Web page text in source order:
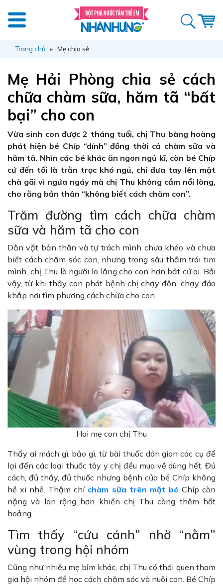
Trang chủ Mẹ chia sẻ
Mẹ Hải Phòng chia sẻ cách
chữa chàm sữa, hăm tã “bất
bại” cho con
Vừa sinh con được 2 tháng tuổi, chị Thu bàng hoàng
phát hiện bé Chíp “dính” đồng thời cả chàm sữa và
hăm tã. Nhìn các bé khác ăn ngon ngủ kĩ, còn bé Chíp
cứ đến tối là trằn trọc khó ngủ, chỉ đưa tay lên mặt
chà gãi vì ngứa ngáy mà chị Thu không cầm nổi lòng,
cho rằng bản thân “không biết cách chăm con”.
Trăm đường tìm cách chữa chàm
sữa và hăm tã cho con
Dằn vặt bản thân và tự trách mình chưa khéo và chưa
biết cách chăm sóc con, nhưng trong sâu thẳm trái tim
mình, chị Thu là người lo lắng cho con hơn bất cứ ai. Bởi
vậy, từ khi thấy con phát bệnh chị chạy đôn, chạy đáo
khắp nơi tìm phương cách chữa cho con.
Hai mẹ con chị Thu
Thấy ai mách gì, bảo gì, từ bài thuốc dân gian các cụ để
lại đến các loại thuốc tây y chị đều mua về dùng hết. Đủ
cách, đủ thầy, đủ thuốc nhưng bệnh của bé Chíp không
hề xi nhê. Thậm chí chàm sữa trên mặt bé Chíp còn
nặng và lan rộng hơn khiến chị Thu càng thêm hốt
hoảng.
Tìm thấy “cứu cánh” nhờ “nằm”
vùng trong hội nhóm
Cũng như nhiều mẹ bỉm khác, chị Thu có thói quen tham
gia hội nhóm để học cách chăm sóc và nuôi con. Bé Chíp